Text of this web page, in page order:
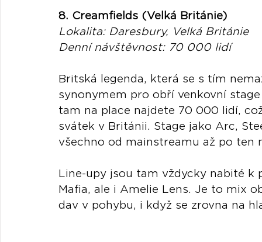
8. Creamfields (Velká Británie)
Lokalita: Daresbury, Velká Británie
Denní návštěvnost: 70 000 lidí
Britská legenda, která se s tím
synonymem pro obří venkovní
tam na place najdete 70 000 lidí,
svátek v Británii. Stage jako Arc,
všechno od mainstreamu až po
Line-upy jsou tam vždycky nabité k
Mafia, ale i Amelie Lens. Je to mix
dav v pohybu, i když se zrovna na